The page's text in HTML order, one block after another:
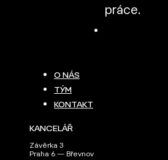
práce.
O NÁS
TÝM
KONTAKT
KANCELÁŘ
Závěrka 3
Praha 6 — Břevnov